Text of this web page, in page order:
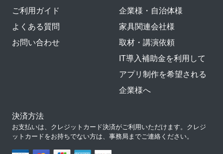
ご利用ガイド
よくある質問
お問い合わせ
企業様・自治体様
家具関連会社様
取材・講演依頼
IT導入補助金を利用して
アプリ制作を希望される
企業様へ
決済方法
お支払いは、クレジットカード決済がご利用いただけます。クレジ
ットカードをお持ちでない方は、事務局までご連絡ください。